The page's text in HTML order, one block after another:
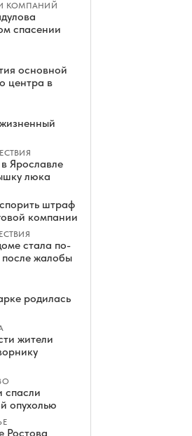
КОМПАНИЙ
спасении
основной
центра в
Ярославле
люка
штраф
компании
стала по-
жалобы
родилась
жители
спасли
опухолью
Ростова